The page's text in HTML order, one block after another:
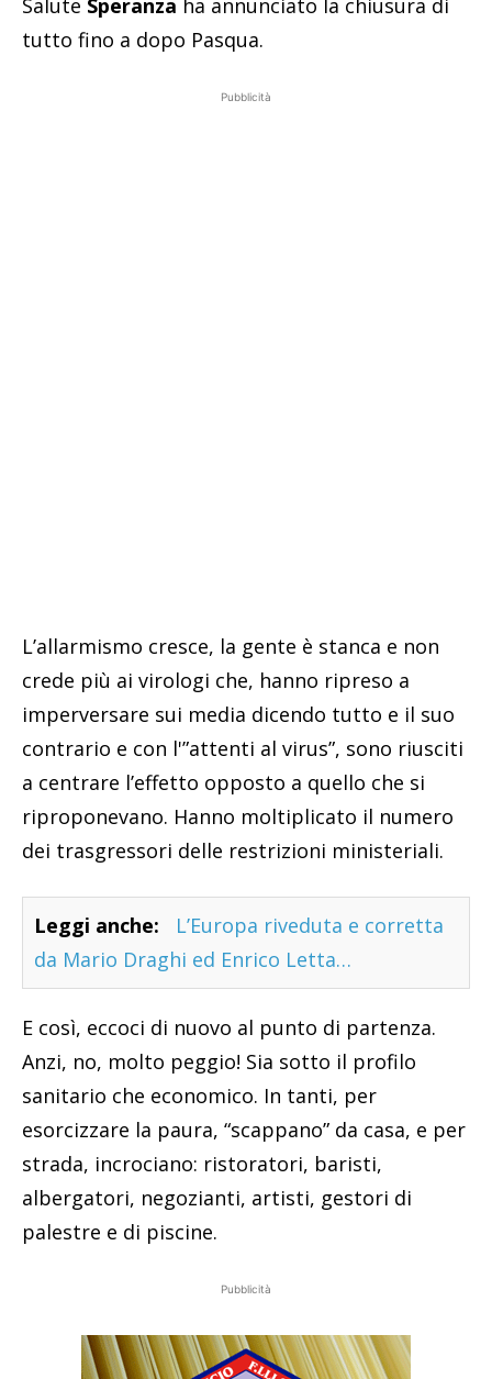
Salute Speranza ha annunciato la chiusura di
tutto fino a dopo Pasqua.
Pubblicità
L’allarmismo cresce, la gente è stanca e non
crede più ai virologi che, hanno ripreso a
imperversare sui media dicendo tutto e il suo
contrario e con l'”attenti al virus”, sono riusciti
a centrare l’effetto opposto a quello che si
riproponevano. Hanno moltiplicato il numero
dei trasgressori delle restrizioni ministeriali.
Leggi anche:
L’Europa riveduta e corretta
da Mario Draghi ed Enrico Letta…
E così, eccoci di nuovo al punto di partenza.
Anzi, no, molto peggio! Sia sotto il profilo
sanitario che economico. In tanti, per
esorcizzare la paura, “scappano” da casa, e per
strada, incrociano: ristoratori, baristi,
albergatori, negozianti, artisti, gestori di
palestre e di piscine.
Pubblicità